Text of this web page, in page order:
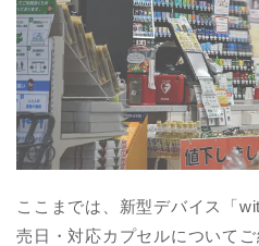
ここまでは、新型デバイス「
売日・対応カプセルについて